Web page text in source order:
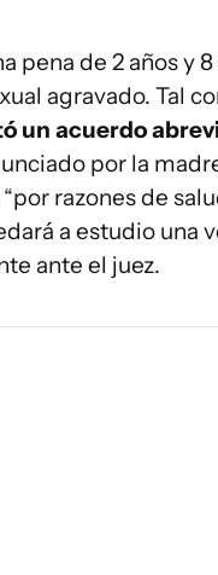
pena de 2 años y
agravado. Tal
un acuerdo
por la
razones de
a estudio una
ante el juez.